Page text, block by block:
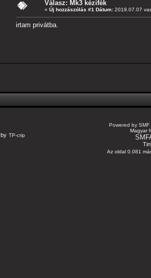
Válasz: Mk3 kézifék
« Új hozzászólás #1 Dátum: 2019.07.07
irtam privátba.
by TP-crip
Powered by SMF
Magyar
Az oldal 0.081